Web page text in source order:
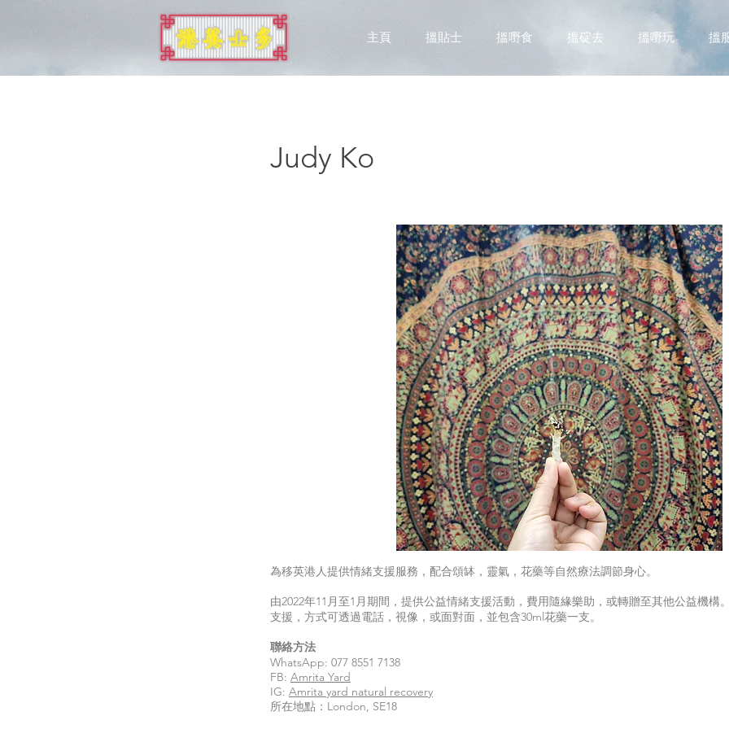
主頁 搵貼士 搵嘢食 搵碇去 搵嘢玩 搵
Judy Ko
為移英港人提供情緒支援服務，配合頌缽，靈氣，花藥等自然療法調節身心。
由2022年11月至1月期間，提供公益情緒支援活動，費用隨緣樂助，或轉贈至其他公益機構
支援，方式可透過電話，視像，或面對面，並包含30ml花藥一支。
聯絡方法
WhatsApp: 077 8551 7138
FB: Amrita Yard
IG: Amrita yard natural recovery
所在地點：London, SE18